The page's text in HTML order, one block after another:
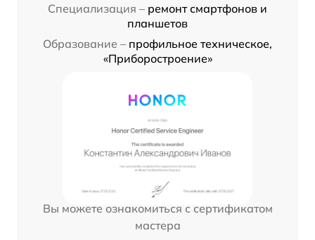
Специализация – ремонт смартфонов и
планшетов
Образование – профильное техническое,
«Приборостроение»
Вы можете ознакомиться с сертификатом
мастера